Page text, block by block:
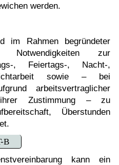
werden.
im Rahmen begründeter
Notwendigkeiten zur
, Feiertags-, Nacht-,
sowie – bei
arbeitsvertraglicher
Zustimmung – zu
Überstunden
B
kann ein